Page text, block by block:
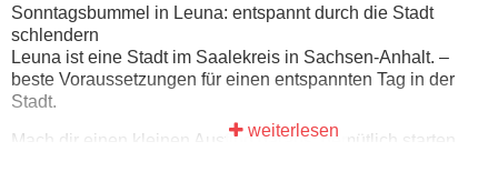
Sonntagsbummel in Leuna: entspannt durch die Stadt
schlendern
Leuna ist eine Stadt im Saalekreis in Sachsen-Anhalt. –
beste Voraussetzungen für einen entspannten Tag in der
Stadt.
Mach dir einen kleinen Ausflug daraus: gemütlich starten,
weiterlesen